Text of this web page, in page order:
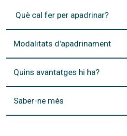
Què cal fer per apadrinar?
Modalitats d'apadrinament
Quins avantatges hi ha?
Saber-ne més